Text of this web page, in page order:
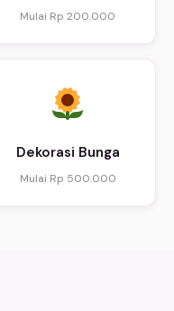
Mulai Rp 200.000
Dekorasi Bunga
Mulai Rp 500.000